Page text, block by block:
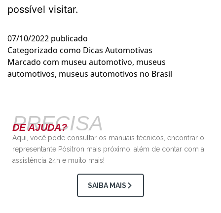
possível visitar.
07/10/2022 publicado
Categorizado como Dicas Automotivas
Marcado com museu automotivo, museus
automotivos, museus automotivos no Brasil
PRECISA
DE AJUDA?
Aqui, você pode consultar os manuais técnicos, encontrar o
representante Pósitron mais próximo, além de contar com a
assistência 24h e muito mais!
SAIBA MAIS